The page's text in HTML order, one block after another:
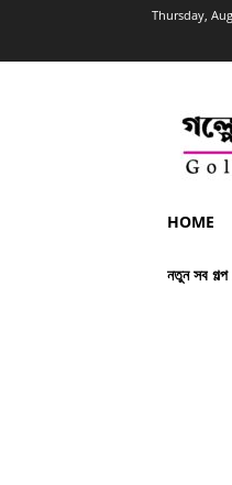
Thursday,
HOME
নতুন সব